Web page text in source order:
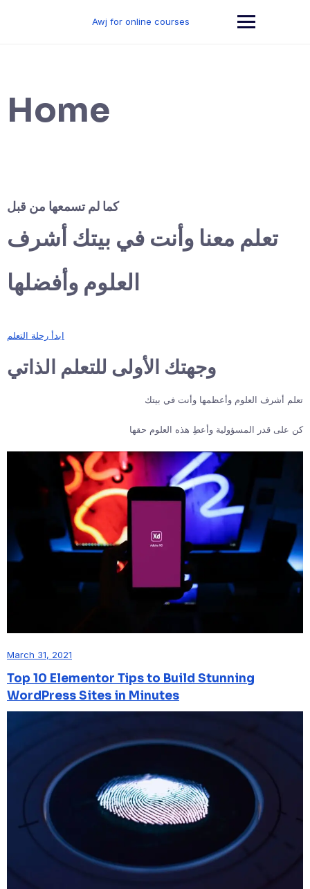
Awj for online courses
Home
كما لم تسمعها من قبل
تعلم معنا وأنت في بيتك أشرف
العلوم وأفضلها
ابدأ رحلة التعلم
وجهتك الأولى للتعلم الذاتي
تعلم أشرف العلوم وأعظمها وأنت في بيتك
كن على قدر المسؤولية وأعطِ هذه العلوم حقها
March 31, 2021
Top 10 Elementor Tips to Build Stunning
WordPress Sites in Minutes